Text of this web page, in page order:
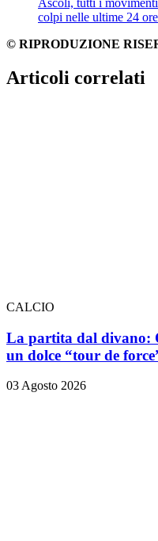
colpi nelle ultime 24 ore
© RIPRODUZIONE
Articoli correlati
CALCIO
La partita dal divano:
un dolce “tour de
03 Agosto 2026